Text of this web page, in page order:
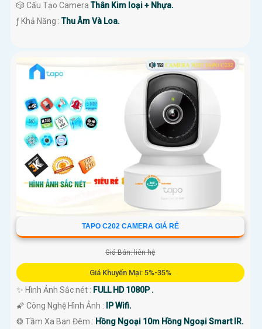
🎲 Cấu Tạo CameraThân Kim loại + Nhựa.
️ƒ Khả Năng :Thu Âm Và Loa.
TAPO C202 CAMERA GIÁ RẺ
Giá Bán: liên hệ
Giá Khuyến Mại: 5%-35%
✨ Hình Ảnh Sắc nét : FULL HD 1080P .
🌠 Công Nghệ Hình Ảnh :
IP Wifi.
❂ Tầm Xa Ban Đêm : Hồng Ngoại 10m Hồng Ngoại Smart IR.